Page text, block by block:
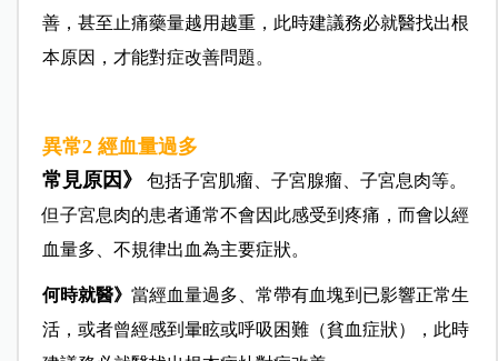
善，甚至止痛藥量越用越重，此時建議務必就醫找出根
本原因，才能對症改善問題。
異常2 經血量過多
常見原因》
包括子宮肌瘤、子宮腺瘤、子宮息肉等。
但子宮息肉的患者通常不會因此感受到疼痛，而會以經
血量多、不規律出血為主要症狀。
何時就醫》 當經血量過多、常帶有血塊到已影響正常生
活，或者曾經感到暈眩或呼吸困難（貧血症狀），此時